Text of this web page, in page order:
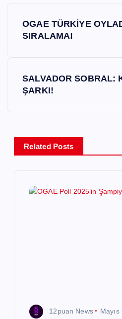
e
z
OGAE TÜRKİYE
SIRALAMA!
SALVADOR SOBRAL:
ŞARKI!
Related Posts
12puan News